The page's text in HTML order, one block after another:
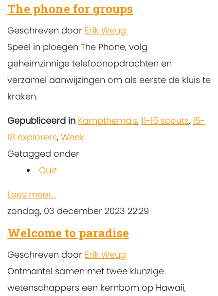
The phone for groups
Geschreven door Erik Weug
Speel in ploegen The Phone, volg
geheimzinnige telefoonopdrachten en
verzamel aanwijzingen om als eerste de kluis te
kraken.
Gepubliceerd in Kampthema's, 11-15 scouts, 15-
18 explorers, Week
Getagged onder
Quiz
Lees meer...
zondag, 03 december 2023 22:29
Welcome to paradise
Geschreven door Erik Weug
Ontmantel samen met twee klunzige
wetenschappers een kernbom op Hawaii,